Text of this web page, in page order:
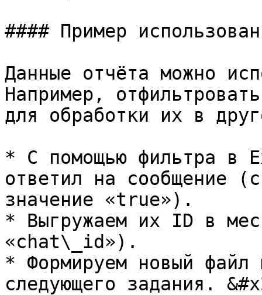
#### Пример
Данные отчёта можно
Например,
для обработки их в
* С помощью фильтра в
ответил на сообщение
значение «true»).
* Выгружаем их ID в
«chat\_id»).
* Формируем новый файл
следующего задания.